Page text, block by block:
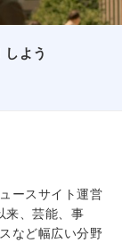
よう
ースサイト運営
来、芸能、事
など幅広い分野